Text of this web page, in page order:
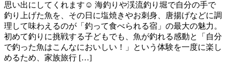
思い出にしてくれます☺️ 海釣りや渓流釣り堀で自分の手で
釣り上げた魚を、その日に塩焼きやお刺身、唐揚げなどに調
理して味わえるのが「釣って食べられる宿」の最大の魅力。
初めて釣りに挑戦する子どもでも、魚が釣れる感動と「自分
で釣った魚はこんなにおいしい！」という体験を一度に楽し
めるため、家族旅行 […]